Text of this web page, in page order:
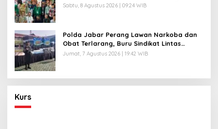
Sabtu, 8 Agustus 2026 | 09:24 WIB
Polda Jabar Perang Lawan Narkoba dan
Obat Terlarang, Buru Sindikat Lintas
Provinsi dan Internasional
Jumat, 7 Agustus 2026 | 19:42 WIB
Kurs